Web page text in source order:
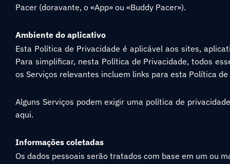
Pacer (doravante, o «App» ou «Buddy Pacer»).
Ambiente do aplicativo
Esta Política de Privacidade é aplicável aos sites,
Para simplificar, nesta Política de Privacidade, todos
os Serviços relevantes incluem links para esta Política
Alguns Serviços podem exigir uma política de
aqui.
Informações coletadas
Os dados pessoais serão tratados com base em um ou